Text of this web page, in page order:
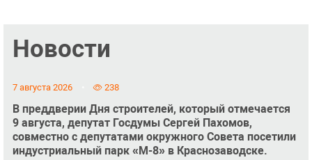
Новости
7 августа 2026 238
В преддверии Дня строителей, который отмечается
9 августа, депутат Госдумы Сергей Пахомов,
совместно с депутатами окружного Совета посетили
индустриальный парк «М-8» в Краснозаводске.